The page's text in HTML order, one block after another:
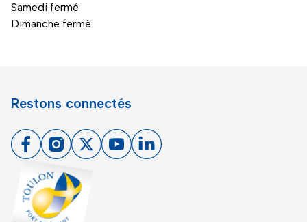
Samedi fermé
Dimanche fermé
Restons connectés
FacebookInstagram
X YoutubeLinkedin